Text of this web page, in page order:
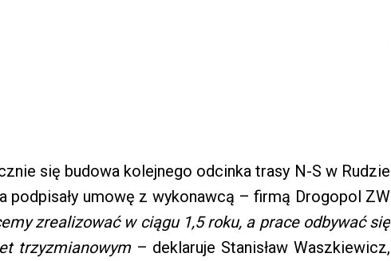
się budowa kolejnego odcinka trasy N-S w Rudzie
podpisały umowę z wykonawcą – firmą Drogopol ZW
zrealizować w ciągu 1,5 roku, a prace odbywać się
trzyzmianowym – deklaruje Stanisław Waszkiewicz,